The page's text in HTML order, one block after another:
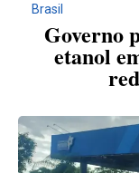
Brasil
Governo
etanol